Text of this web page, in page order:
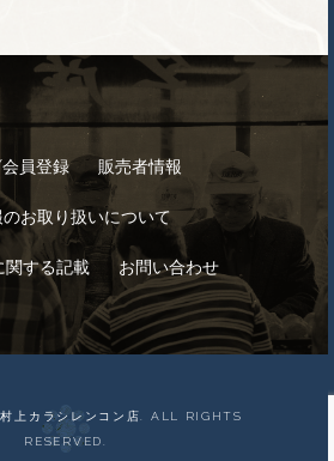
員登録 販売者情報
お取り扱いについて
関する記載 お問い合わせ
上カラシレンコン店. ALL RIGHTS
RESERVED.